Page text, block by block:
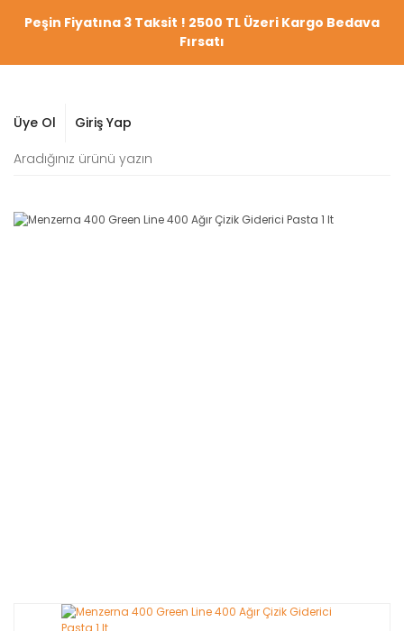
Peşin Fiyatına 3 Taksit ! 2500 TL Üzeri Kargo Bedava
Fırsatı
Üye Ol Giriş Yap